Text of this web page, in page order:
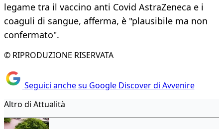
legame tra il vaccino anti Covid AstraZeneca e i
coaguli di sangue, afferma, è "plausibile ma non
confermato".
© RIPRODUZIONE RISERVATA
Seguici anche su Google Discover di Avvenire
Altro di Attualità